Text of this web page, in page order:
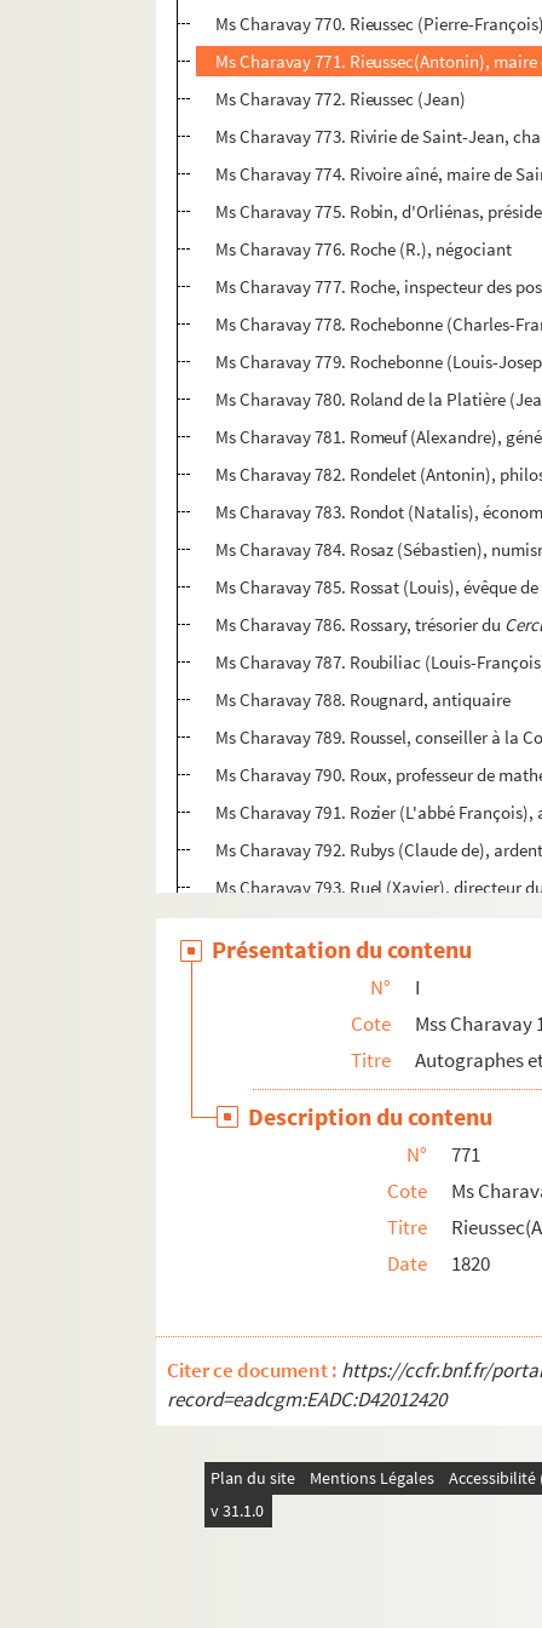
Ms Charavay 770. Rieussec (Pierre-
Ms Charavay 771. Rieussec(Antonin),
Ms Charavay 772. Rieussec (Jean)
Ms Charavay 773. Rivirie de Saint-Jean,
Ms Charavay 774. Rivoire aîné, maire de
Ms Charavay 775. Robin, d'Orliénas,
Ms Charavay 776. Roche (R.), négociant
Ms Charavay 777. Roche, inspecteur des
Ms Charavay 778. Rochebonne (Charles-
Ms Charavay 779. Rochebonne (Louis-
Ms Charavay 780. Roland de la Platière
Ms Charavay 781. Romeuf (Alexandre),
Ms Charavay 782. Rondelet (Antonin),
Ms Charavay 783. Rondot (Natalis),
Ms Charavay 784. Rosaz (Sébastien),
Ms Charavay 785. Rossat (Louis), évêque
Ms Charavay 786. Rossary, trésorier du
Ms Charavay 787. Roubiliac (Louis-
Ms Charavay 788. Rougnard, antiquaire
Ms Charavay 789. Roussel, conseiller à la
Ms Charavay 790. Roux, professeur de
Ms Charavay 791. Rozier (L'abbé
Ms Charavay 792. Rubys (Claude de),
Ms Charavay 793. Ruel (Xavier), directeur
Ms Charavay 794. Ruolz (De), seigneur de
Ms Charavay 795. Ruolz (Le comte de),
Ms Charavay 796. Sain, commissaire du
Ms Charavay 797. Sain-d'Arod (Prosper),
Ms Charavay 798. Sain de Mannevieux,
Ms Charavay 799. Sain de Vauxonne (Le
Ms Charavay 800. Sainneville(De),
Ms Charavay 801. Saint-Albin (Hortensius
Ms Charavay 802. Saint-Didier (Hubert de)
Ms Charavay 803. Saint-Georges (Claude
Ms Charavay 805. Saint-Maurice
Ms Charavay 806. Saint-Olive (Lambert-
Ms Charavay 807. Saint-Trivier (De)
Ms Charavay 809. Sarrabat (Micolas),
Ms Charavay 810. Sarron (Le marquis de)
Présentation du contenu
N°
I
Cote
Mss Charavay
Titre
Autographes
Description du contenu
N°
771
Cote
Ms
Titre
Date
1820
Citer ce document : https://ccfr.bnf.fr/
record=eadcgm:EADC:D42012420
Plan du site Mentions Légales
v 31.1.0